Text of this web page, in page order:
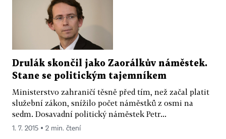
Drulák skončil jako Zaorálkův náměstek.
Stane se politickým tajemníkem
Ministerstvo zahraničí těsně před tím, než začal platit
služební zákon, snížilo počet náměstků z osmi na
sedm. Dosavadní politický náměstek Petr...
1. 7. 2015 ▪ 2 min. čtení